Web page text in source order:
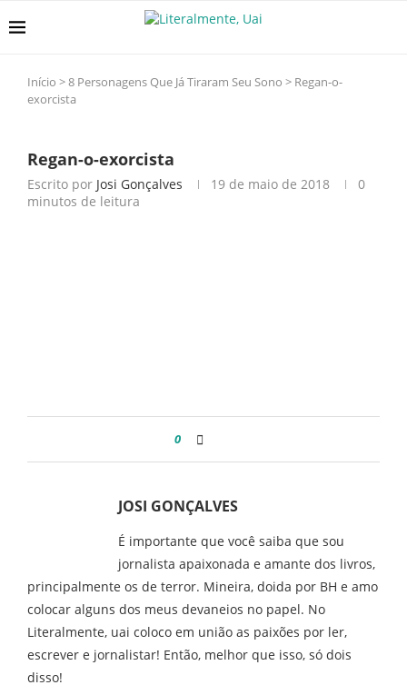
Início >8 Personagens Que Já Tiraram Seu Sono > Regan-o-
exorcista
Regan-o-exorcista
Escrito por Josi Gonçalves 19 de maio de 2018
0
minutos de leitura
0
JOSI GONÇALVES
É importante que você saiba que sou
jornalista apaixonada e amante dos livros,
principalmente os de terror. Mineira, doida por BH e amo
colocar alguns dos meus devaneios no papel. No
Literalmente, uai coloco em união as paixões por ler,
escrever e jornalistar! Então, melhor que isso, só dois
disso!